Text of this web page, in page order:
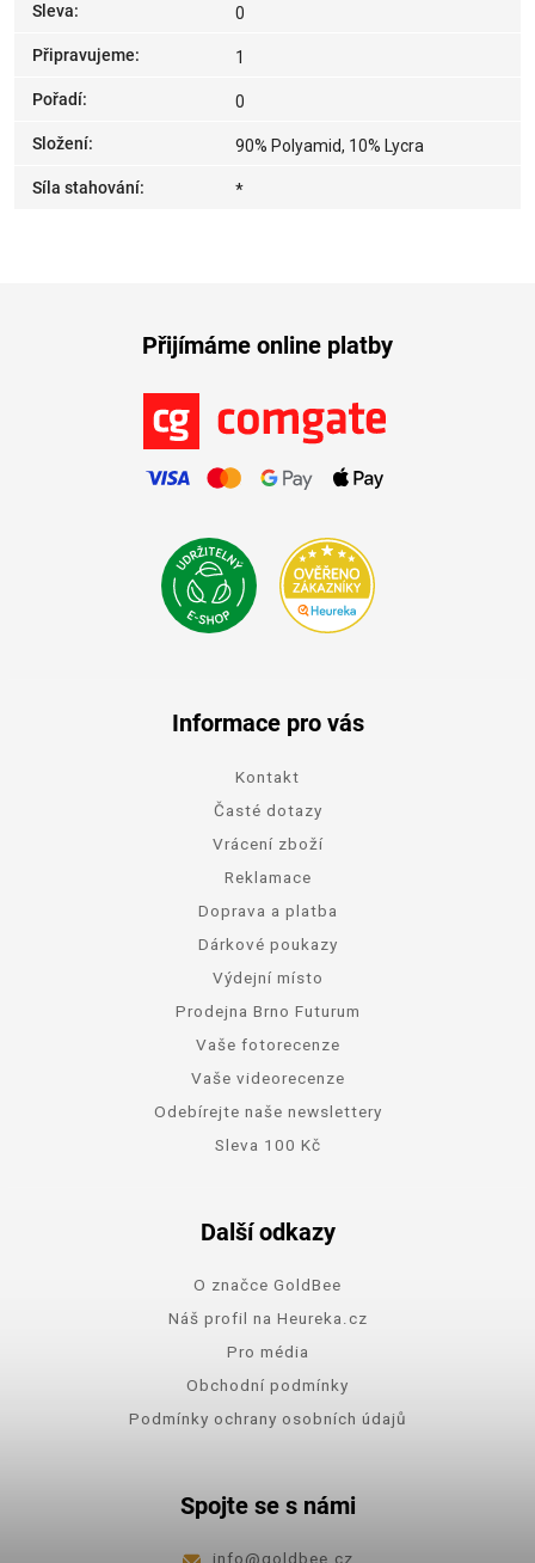
Sleva: 0
Připravujeme: 1
Pořadí: 0
Složení: 90% Polyamid, 10% Lycra
Síla stahování: *
Přijímáme online platby
Informace pro vás
Kontakt
Časté dotazy
Vrácení zboží
Reklamace
Doprava a platba
Dárkové poukazy
Výdejní místo
Prodejna Brno Futurum
Vaše fotorecenze
Vaše videorecenze
Odebírejte naše newslettery
Sleva 100 Kč
Další odkazy
O značce GoldBee
Náš profil na Heureka.cz
Pro média
Obchodní podmínky
Podmínky ochrany osobních údajů
Spojte se s námi
info@goldbee.cz